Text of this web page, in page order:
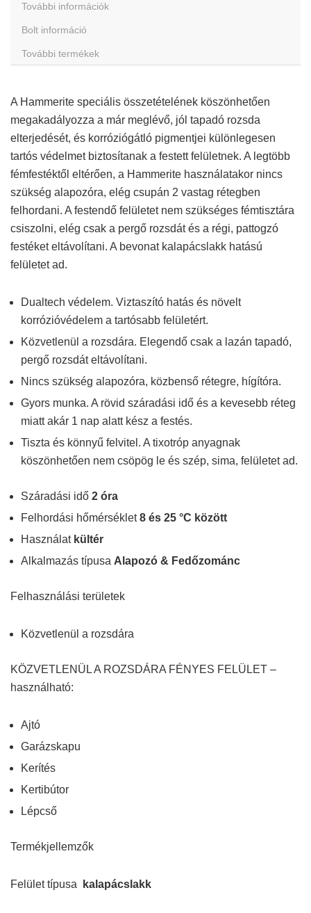
További információk
Bolt információ
További termékek
A Hammerite speciális összetételének köszönhetően
megakadályozza a már meglévő, jól tapadó rozsda
elterjedését, és korróziógátló pigmentjei különlegesen
tartós védelmet biztosítanak a festett felületnek. A legtöbb
fémfestéktől eltérően, a Hammerite használatakor nincs
szükség alapozóra, elég csupán 2 vastag rétegben
felhordani. A festendő felületet nem szükséges fémtisztára
csiszolni, elég csak a pergő rozsdát és a régi, pattogzó
festéket eltávolítani. A bevonat kalapácslakk hatású
felületet ad.
Dualtech védelem. Viztaszító hatás és növelt
korrózióvédelem a tartósabb felületért.
Közvetlenül a rozsdára. Elegendő csak a lazán tapadó,
pergő rozsdát eltávolítani.
Nincs szükség alapozóra, közbenső rétegre, hígítóra.
Gyors munka. A rövid száradási idő és a kevesebb réteg
miatt akár 1 nap alatt kész a festés.
Tiszta és könnyű felvitel. A tixotróp anyagnak
köszönhetően nem csöpög le és szép, sima, felületet ad.
Száradási idő 2 óra
Felhordási hőmérséklet8 és 25 °C között
Használat kültér
Alkalmazás típusa Alapozó & Fedőzománc
Felhasználási területek
Közvetlenül a rozsdára
KÖZVETLENÜL A ROZSDÁRA FÉNYES FELÜLET –
használható:
Ajtó
Garázskapu
Kerítés
Kertibútor
Lépcső
Termékjellemzők
Felület típusa kalapácslakk